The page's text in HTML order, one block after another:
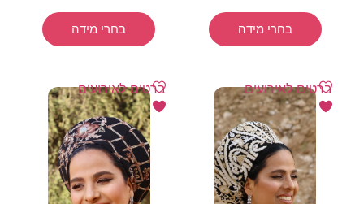
בחרי מידה בחרי מידה
ברטים לאירועים ברטים לאירועים